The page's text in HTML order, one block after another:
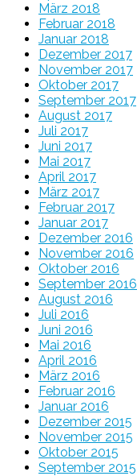
März 2018
Februar 2018
Januar 2018
Dezember 2017
November 2017
Oktober 2017
September 2017
August 2017
Juli 2017
Juni 2017
Mai 2017
April 2017
März 2017
Februar 2017
Januar 2017
Dezember 2016
November 2016
Oktober 2016
September 2016
August 2016
Juli 2016
Juni 2016
Mai 2016
April 2016
März 2016
Februar 2016
Januar 2016
Dezember 2015
November 2015
Oktober 2015
September 2015